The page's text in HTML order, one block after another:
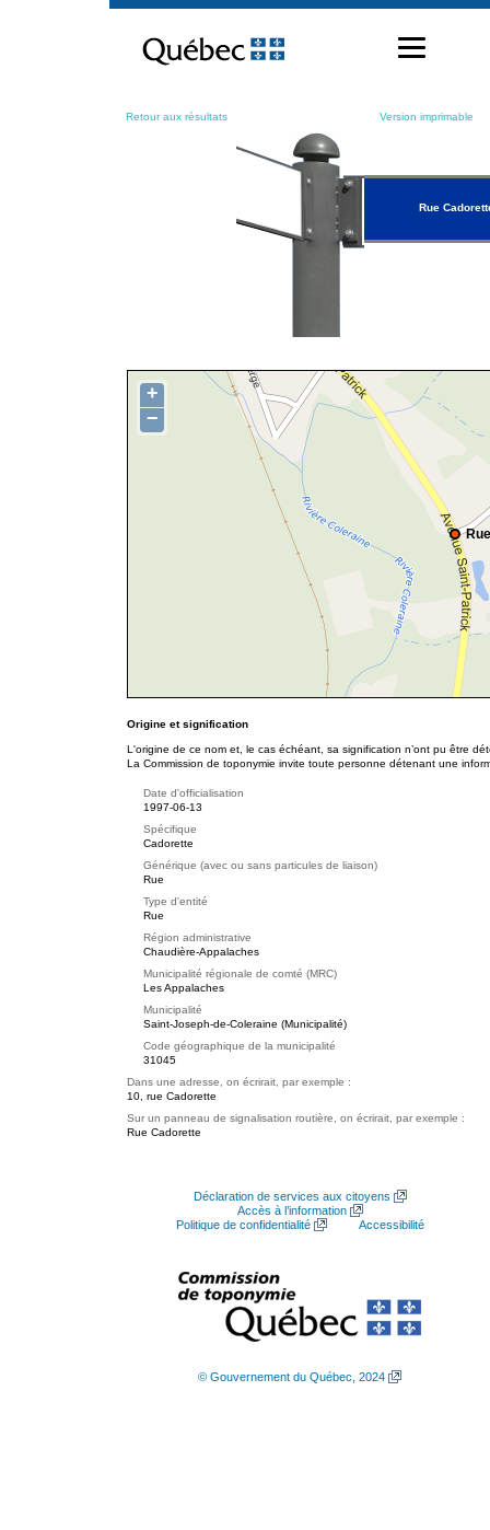
contenu
Retour aux résultats Version imprimable
Rue
+
−
Origine et signification
L'origine de ce nom et, le cas échéant, sa signification n’ont pu être
La Commission de toponymie invite toute personne détenant une
Date d'officialisation
1997-06-13
Spécifique
Cadorette
Générique (avec ou sans particules de liaison)
Rue
Type d'entité
Rue
Région administrative
Chaudière-Appalaches
Municipalité régionale de comté (MRC)
Les Appalaches
Municipalité
Saint-Joseph-de-Coleraine (Municipalité)
Code géographique de la municipalité
31045
Dans une adresse, on écrirait, par exemple :
10, rue Cadorette
Sur un panneau de signalisation routière, on écrirait, par exemple :
Rue Cadorette
Déclaration de services aux citoyens
Accès à l’information
Politique de confidentialité
Accessibilité
© Gouvernement du Québec, 2024